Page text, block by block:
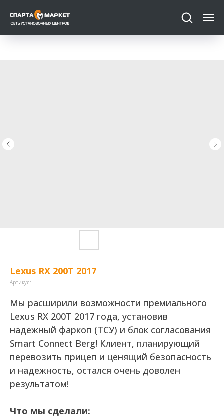
Lexus RX 200T 2017
Артикул:
Мы расширили возможности премиального
Lexus RX 200T 2017 года, установив
надежный фаркоп (ТСУ) и блок согласования
Smart Connect Berg! Клиент, планирующий
перевозить прицеп и ценящий безопасность
и надежность, остался очень доволен
результатом!
Что мы сделали: